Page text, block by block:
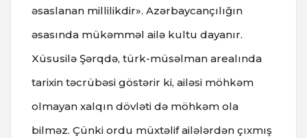
əsaslanan millilikdir». Azərbaycançılığın
əsasında mükəmməl ailə kultu dayanır.
Xüsusilə Şərqdə, türk-müsəlman arealında
tarixin təcrübəsi göstərir ki, ailəsi möhkəm
olmayan xalqın dövləti də möhkəm ola
bilməz. Çünki ordu müxtəlif ailələrdən çıxmış